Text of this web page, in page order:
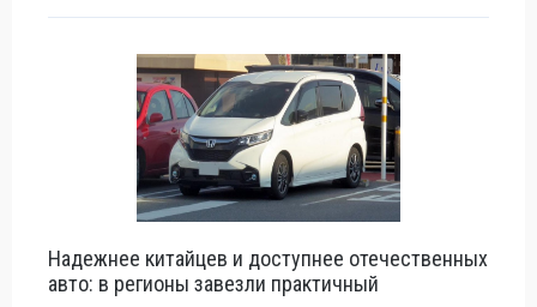
Надежнее китайцев и доступнее отечественных
авто: в регионы завезли практичный